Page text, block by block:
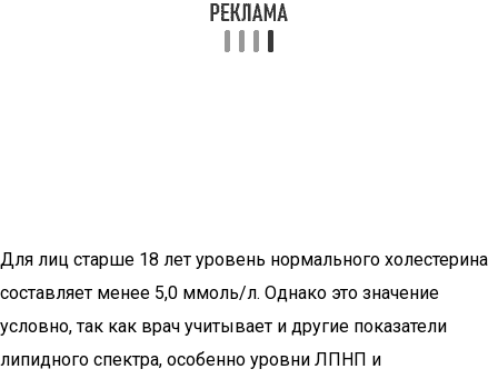
Для лиц старше 18 лет уровень нормального холестерина
составляет менее 5,0 ммоль/л. Однако это значение
условно, так как врач учитывает и другие показатели
липидного спектра, особенно уровни ЛПНП и